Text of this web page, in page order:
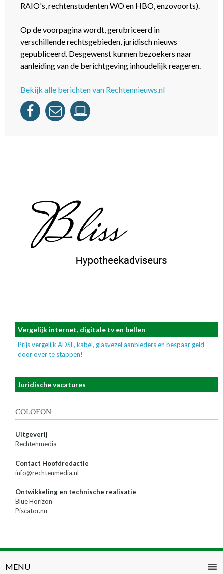
RAIO's, rechtenstudenten WO en HBO, enzovoorts).
Op de voorpagina wordt, gerubriceerd in
verschillende rechtsgebieden, juridisch nieuws
gepubliceerd. Desgewenst kunnen bezoekers naar
aanleiding van de berichtgeving inhoudelijk reageren.
Bekijk alle berichten van Rechtennieuws.nl
Vergelijk internet, digitale tv en bellen
Prijs vergelijk ADSL, kabel, glasvezel aanbieders en bespaar geld
door over te stappen!
Juridische vacatures
COLOFON
Uitgeverij
Rechtenmedia
Contact Hoofdredactie
info@rechtenmedia.nl
Ontwikkeling en technische realisatie
Blue Horizon
Piscator.nu
MENU